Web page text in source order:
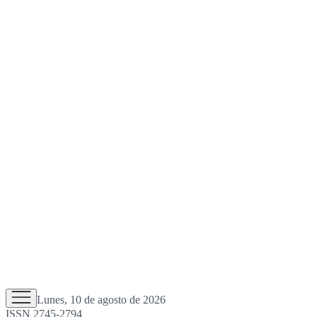
Lunes, 10 de agosto de 2026
ISSN 2745-2794